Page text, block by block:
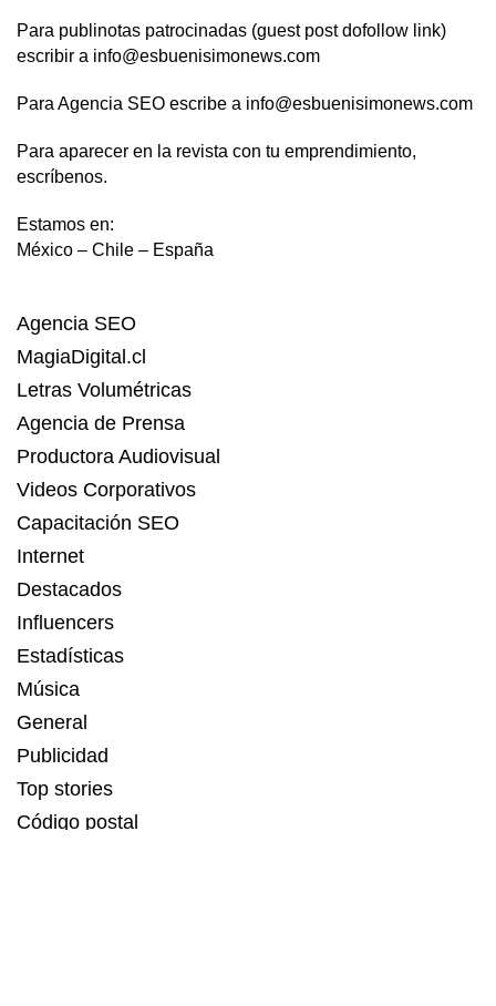
Para publinotas patrocinadas (guest post dofollow link)
escribir a info@esbuenisimonews.com
Para Agencia SEO escribe a info@esbuenisimonews.com
Para aparecer en la revista con tu emprendimiento,
escríbenos.
Estamos en:
México – Chile – España
Agencia SEO
MagiaDigital.cl
Letras Volumétricas
Agencia de Prensa
Productora Audiovisual
Videos Corporativos
Capacitación SEO
Internet
Destacados
Influencers
Estadísticas
Música
General
Publicidad
Top stories
Código postal